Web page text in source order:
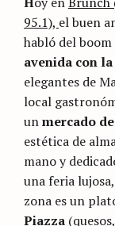
95.1), el buen
habló del boom
avenida con
elegantes de
local
unmercado
estética de
mano y
una feria
zona es un
Piazza